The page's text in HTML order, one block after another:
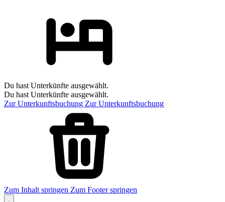
Du hast Unterkünfte ausgewählt.
Du hast Unterkünfte ausgewählt.
Zur Unterkunftsbuchung Zur Unterkunftsbuchung
Zum Inhalt springen Zum Footer springen